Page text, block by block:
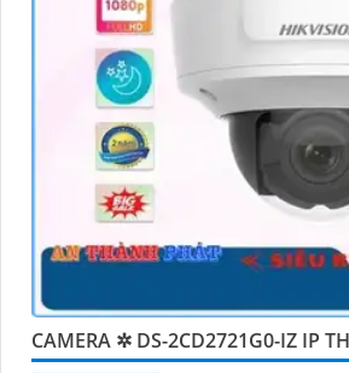
CAMERA ✲ DS-2CD2721G0-IZ IP